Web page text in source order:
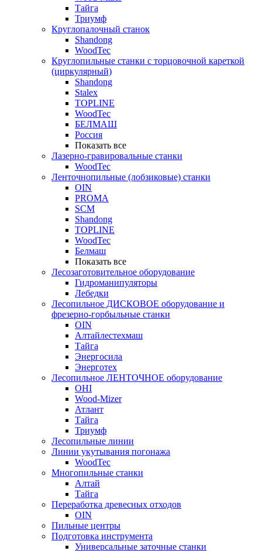
Тайга
Триумф
Круглопалочный станок
Shandong
WoodTec
Круглопильные станки с торцовочной кареткой
(циркулярный)
Shandong
Stalex
TOPLINE
WoodTec
БЕЛМАШ
Россия
Показать все
Лазерно-гравировальные станки
WoodTec
Ленточнопильные (лобзиковые) станки
OIN
PROMA
SCM
Shandong
TOPLINE
WoodTec
Белмаш
Показать все
Лесозаготовительное оборудование
Гидроманипуляторы
Лебедки
Лесопильное ДИСКОВОЕ оборудование и
фрезерно-горбыльные станки
OIN
Алтайлестехмаш
Тайга
Энергосила
Энерготех
Лесопильное ЛЕНТОЧНОЕ оборудование
OHI
Wood-Mizer
Атлант
Тайга
Триумф
Лесопильные линии
Линии укутывания погонажа
WoodTec
Многопильные станки
Алтай
Тайга
Переработка древесных отходов
OIN
Пильные центры
Подготовка инструмента
Универсальные заточные станки